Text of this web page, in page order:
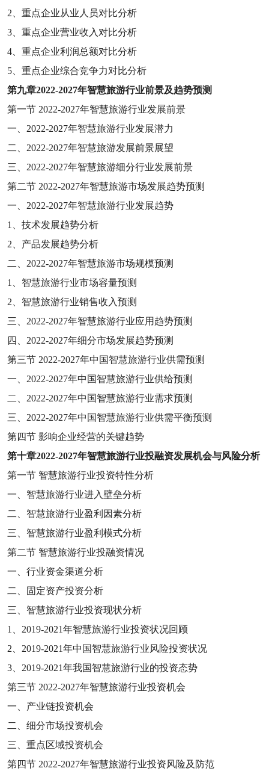
2 、重点企业从业人员对比分析
3 、重点企业营业收入对比分析
4 、重点企业利润总额对比分析
5 、重点企业综合竞争力对比分析
第九章2022-2027年智慧旅游行业前景及趋势预测
第一节 2022-2027年智慧旅游行业发展前景
一、 2022-2027年智慧旅游行业发展潜力
二、 2022-2027年智慧旅游发展前景展望
三、 2022-2027年智慧旅游细分行业发展前景
第二节 2022-2027年智慧旅游市场发展趋势预测
一、 2022-2027年智慧旅游行业发展趋势
1
、技术发展趋势分析
2 、产品发展趋势分析
二、 2022-2027年智慧旅游市场规模预测
1
、智慧旅游行业市场容量预测
2 、智慧旅游行业销售收入预测
三、 2022-2027年智慧旅游行业应用趋势预测
四、 2022-2027年细分市场发展趋势预测
第三节 2022-2027年中国智慧旅游行业供需预测
一、 2022-2027年中国智慧旅游行业供给预测
二、 2022-2027年中国智慧旅游行业需求预测
三、 2022-2027年中国智慧旅游行业供需平衡预测
第四节 影响企业经营的关键趋势
第十章2022-2027年智慧旅游行业投融资发展机会与风险分析
第一节 智慧旅游行业投资特性分析
一、智慧旅游行业进入壁垒分析
二、智慧旅游行业盈利因素分析
三、智慧旅游行业盈利模式分析
第二节 智慧旅游行业投融资情况
一、行业资金渠道分析
二、固定资产投资分析
三、智慧旅游行业投资现状分析
1
2019-2021年智慧旅游行业投资状况回顾
2
2019-2021年中国智慧旅游行业风险投资状况
3
2019-2021年我国智慧旅游行业的投资态势
第三节 2022-2027年智慧旅游行业投资机会
一、产业链投资机会
二、细分市场投资机会
三、重点区域投资机会
第四节 2022-2027年智慧旅游行业投资风险及防范